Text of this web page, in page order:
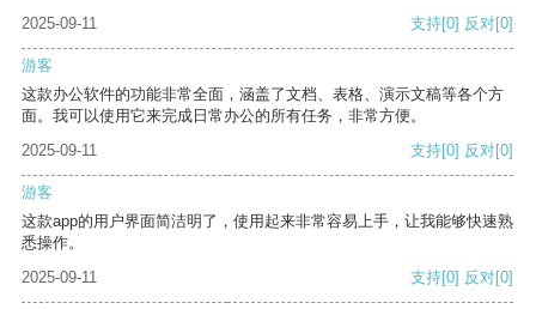
2025-09-11
支持[0] 反对[0]
游客
这款办公软件的功能非常全面，涵盖了文档、表格、演示文稿等各个方
面。我可以使用它来完成日常办公的所有任务，非常方便。
2025-09-11
支持[0] 反对[0]
游客
这款app的用户界面简洁明了，使用起来非常容易上手，让我能够快速熟
悉操作。
2025-09-11
支持[0] 反对[0]